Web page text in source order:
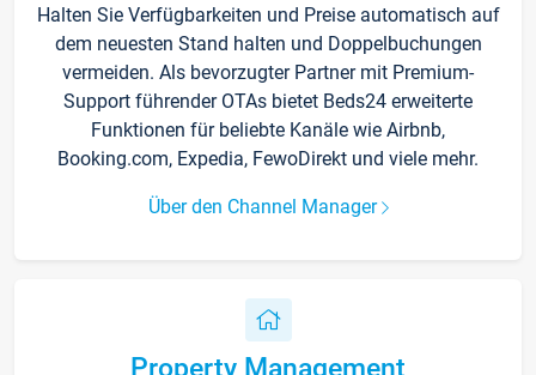
Halten Sie Verfügbarkeiten und Preise automatisch auf
dem neuesten Stand halten und Doppelbuchungen
vermeiden. Als bevorzugter Partner mit Premium-
Support führender OTAs bietet Beds24 erweiterte
Funktionen für beliebte Kanäle wie Airbnb,
Booking.com, Expedia, FewoDirekt und viele mehr.
Über den Channel Manager
Property Management